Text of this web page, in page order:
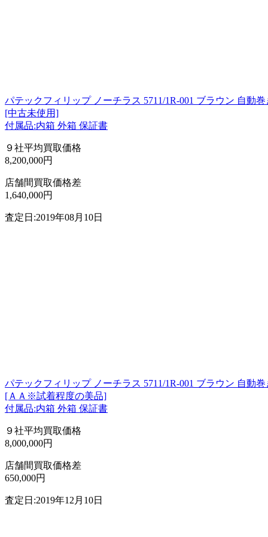
パテックフィリップ ノーチラス 5711/1R-001 ブラウン 自動
[中古未使用]
付属品:内箱 外箱 保証書
９社平均買取価格
8,200,000円
店舗間買取価格差
1,640,000円
査定日:2019年08月10日
パテックフィリップ ノーチラス 5711/1R-001 ブラウン 自動
[ＡＡ※試着程度の美品]
付属品:内箱 外箱 保証書
９社平均買取価格
8,000,000円
店舗間買取価格差
650,000円
査定日:2019年12月10日